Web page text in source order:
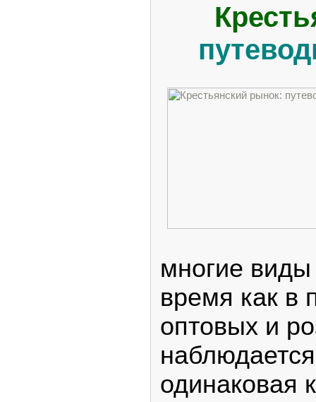
многие
время как в
оптовых и
одинаковая